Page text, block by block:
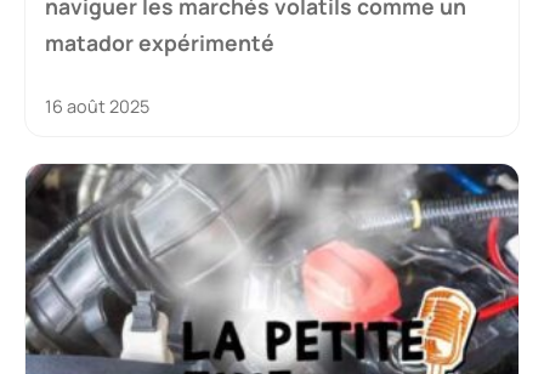
matador expérimenté
16 août 2025